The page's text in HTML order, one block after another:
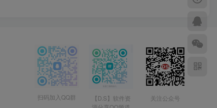
扫码加入QQ群
【D.S】软件资
关注公众号